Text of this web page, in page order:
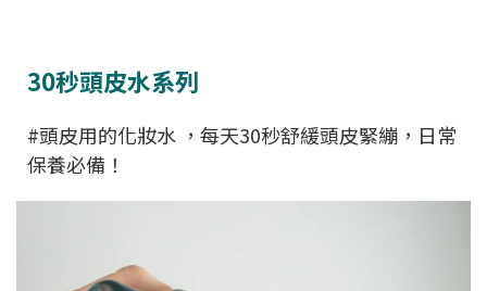
30秒頭皮水系列
#頭皮用的化妝水 ，每天30秒舒緩頭皮緊繃，日常
保養必備！